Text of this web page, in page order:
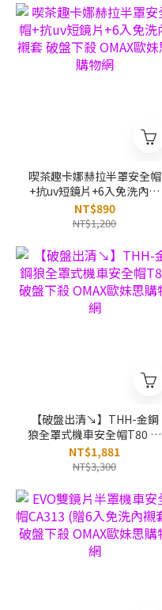
喫茶趣卡娜赫拉半罩安全帽
+抗uv短鏡片+6入免洗內襯
套 破盤下殺 OMAX歐妹思
購物網
NT$890
NT$1,200
【破盤出清↘】THH-金鋼
狼全罩式機車安全帽T80 破
盤下殺 OMAX歐妹思購物網
NT$1,881
NT$3,300